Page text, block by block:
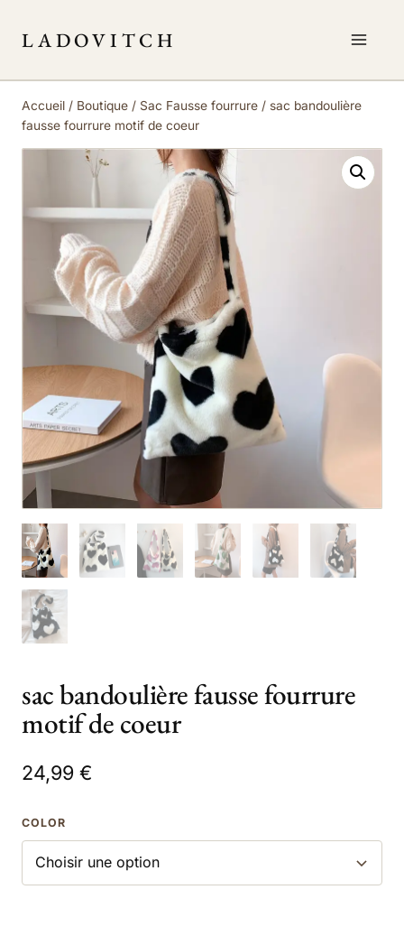
LADOVITCH
Accueil / Boutique / Sac Fausse fourrure / sac bandoulière
fausse fourrure motif de coeur
sac bandoulière fausse fourrure
motif de coeur
24,99 €
COLOR